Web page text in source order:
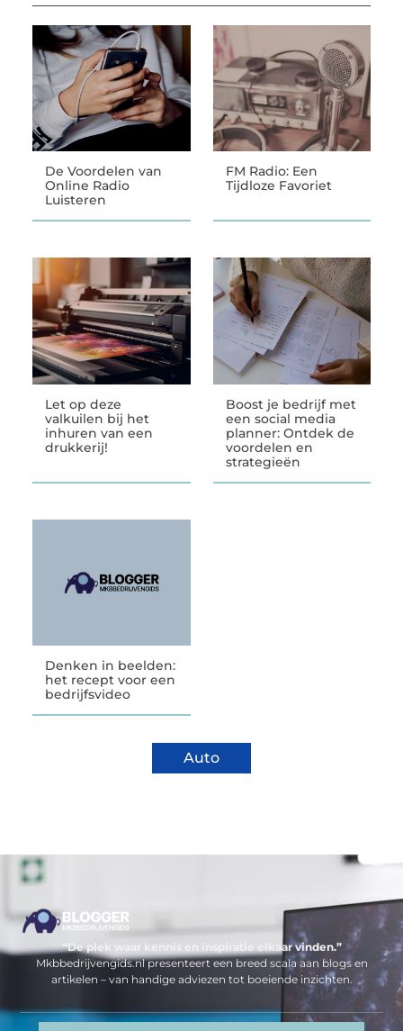
De Voordelen van
Online Radio
Luisteren
FM Radio: Een
Tijdloze Favoriet
Let op deze
valkuilen bij het
inhuren van een
drukkerij!
Boost je bedrijf met
een social media
planner: Ontdek de
voordelen en
strategieën
Denken in beelden:
het recept voor een
bedrijfsvideo
Auto
“De plek waar kennis en inspiratie elkaar vinden.”
Mkbbedrijvengids.nl presenteert een breed scala aan blogs en
artikelen – van handige adviezen tot boeiende inzichten.